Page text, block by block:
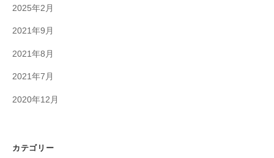
2025年2月
2021年9月
2021年8月
2021年7月
2020年12月
カテゴリー